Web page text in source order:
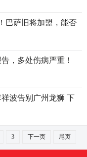
巴萨旧将加盟，能否
，多处伤病严重！
波告别广州龙狮 下
3 下一页 尾页